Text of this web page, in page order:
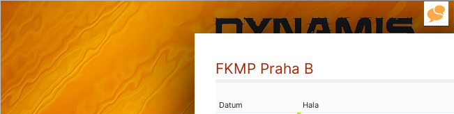
FKMP Praha B
Datum Hala